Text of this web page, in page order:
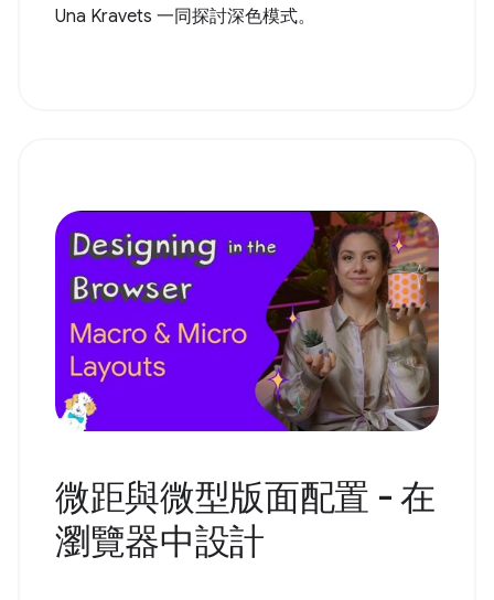
Una Kravets 一同探討深色模式。
微距與微型版面配置 - 在
瀏覽器中設計